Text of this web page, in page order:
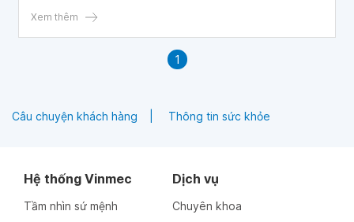
Xem thêm
1
Câu chuyện khách hàng Thông tin sức khỏe
Hệ thống Vinmec
Tầm nhìn sứ mệnh
Dịch vụ
Chuyên khoa